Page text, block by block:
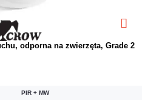
odporna na zwierzęta, Grade 2
PIR + MW